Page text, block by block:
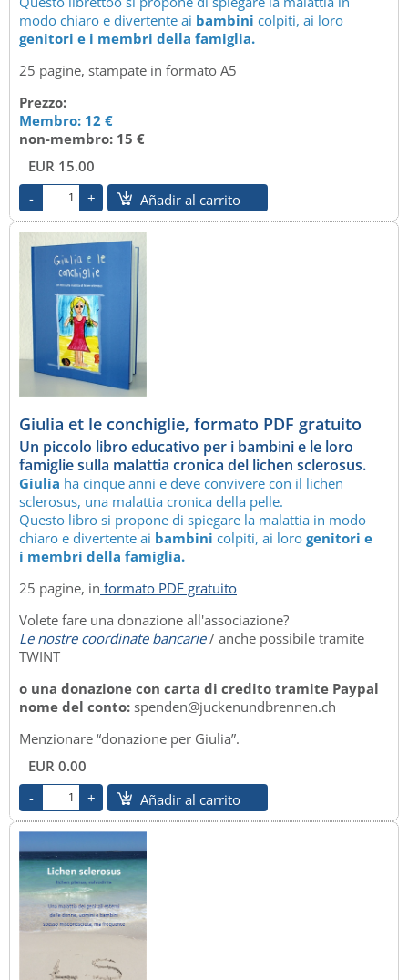
modo chiaro e divertente ai bambini colpiti, ai loro
genitori e i membri della famiglia.
25 pagine, stampate in formato A5
Prezzo:
Membro: 12 €
non-membro: 15 €
EUR 15.00
Añadir al carrito
Giulia et le conchiglie, formato PDF gratuito
Un piccolo libro educativo per i bambini e le loro
famiglie sulla malattia cronica del lichen sclerosus.
Giulia ha cinque anni e deve convivere con il lichen
sclerosus, una malattia cronica della pelle.
Questo libro si propone di spiegare la malattia in modo
chiaro e divertente ai bambini colpiti, ai loro genitori e
i membri della famiglia.
25 pagine, in formato PDF gratuito
Volete fare una donazione all'associazione?
Le nostre coordinate bancarie / anche possibile tramite
TWINT
o una donazione con carta di credito tramite Paypal
nome del conto: spenden@juckenundbrennen.ch
Menzionare “donazione per Giulia”.
EUR 0.00
Añadir al carrito